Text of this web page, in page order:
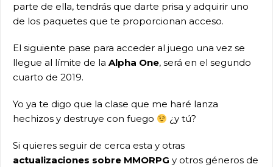
parte de ella, tendrás que darte prisa y adquirir uno
de los paquetes que te proporcionan acceso.
El siguiente pase para acceder al juego una vez se
llegue al límite de la Alpha One, será en el segundo
cuarto de 2019.
Yo ya te digo que la clase que me haré lanza
hechizos y destruye con fuego
¿y tú?
Si quieres seguir de cerca esta y otras
actualizaciones sobre MMORPG y otros géneros de